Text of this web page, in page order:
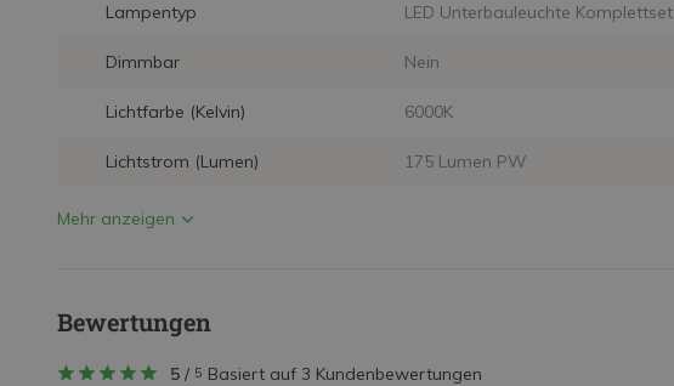
Lampentyp LED Unterbauleuchte Komplettset
Dimmbar Nein
Lichtfarbe (Kelvin) 6000K
Lichtstrom (Lumen) 175 Lumen PW
Mehr anzeigen
Bewertungen
5 / 5 Basiert auf 3 Kundenbewertungen